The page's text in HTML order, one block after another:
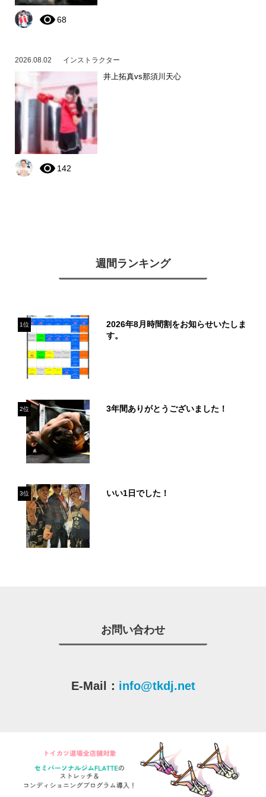
68
2026.08.02 インストラクター
井上拓真vs那須川天心
142
週間ランキング
1位
2026年8月時間割をお知らせいたしま
す。
2位 3年間ありがとうございました！
3位 いい1日でした！
お問い合わせ
E-Mail： info@tkdj.net